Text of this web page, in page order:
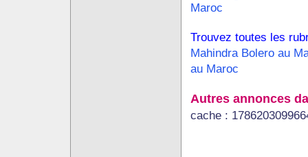
Maroc
Trouvez toutes les
Mahindra Bolero au
au Maroc
Autres annonces
cache :